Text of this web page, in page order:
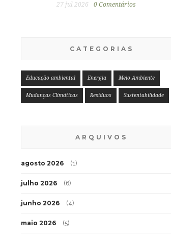
27 jul 2026 0 Comentários
CATEGORIAS
Educação ambiental Energia Meio Ambiente
Mudanças Climáticas Resíduos Sustentabilidade
ARQUIVOS
agosto 2026 (1)
julho 2026 (6)
junho 2026 (4)
maio 2026 (5)